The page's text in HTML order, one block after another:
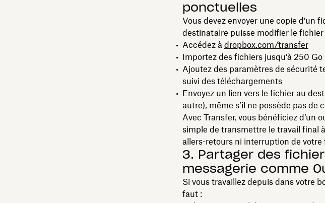
ponctuelles
Vous devez envoyer une copie d’un
destinataire puisse modifier le fichier
Accédez à dropbox.com/transfer
Importez des fichiers jusqu’à 250
Ajoutez des paramètres de sécurité
suivi des téléchargements
Envoyez un lien vers le fichier au
autre), même s’il ne possède pas de
Avec Transfer, vous bénéficiez d’un
simple de transmettre le travail final
allers-retours ni interruption de votre
3. Partager des
messagerie comme
Si vous travaillez depuis dans votre
faut :